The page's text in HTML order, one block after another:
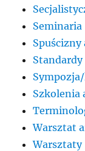
Seminaria
Standardy
Szkolenia
Warsztat
Warsztaty